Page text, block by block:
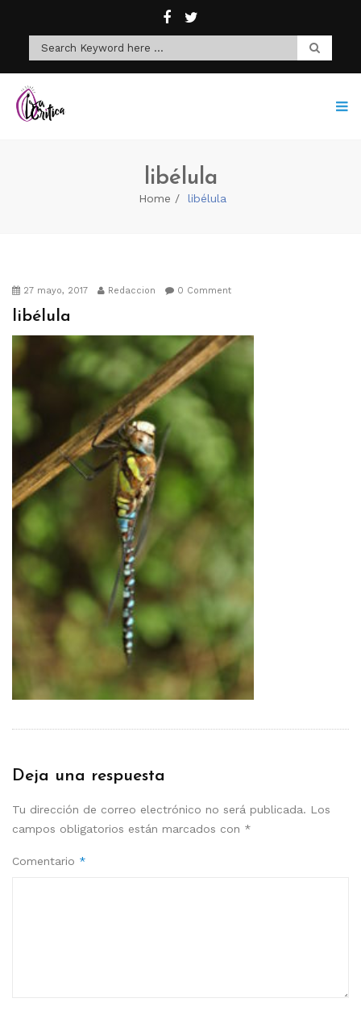
libélula
Home libélula
27 mayo, 2017 Redaccion 0 Comment
libélula
Deja una respuesta
Tu dirección de correo electrónico no será publicada. Los
campos obligatorios están marcados con *
Comentario *